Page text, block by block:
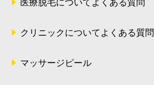
クリニックについてよくある質問
マッサージピール